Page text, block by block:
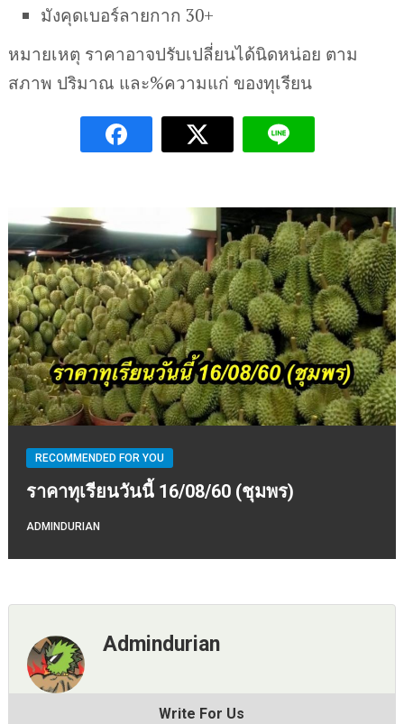
มังคุดเบอร์ลายกาก 30+
หมายเหตุ ราคาอาจปรับเปลี่ยนได้นิดหน่อย ตาม
สภาพ ปริมาณ และ%ความแก่ ของทุเรียน
RECOMMENDED FOR YOU
ราคาทุเรียนวันนี้ 16/08/60 (ชุมพร)
ADMINDURIAN
Admindurian
Write For Us